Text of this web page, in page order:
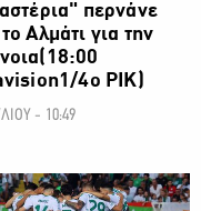
περνάνε
Αλμάτι για την
4ο ΡΙΚ)
- 10:49
ΠΡΩΤΑΘΛΗΜΑ CYTA